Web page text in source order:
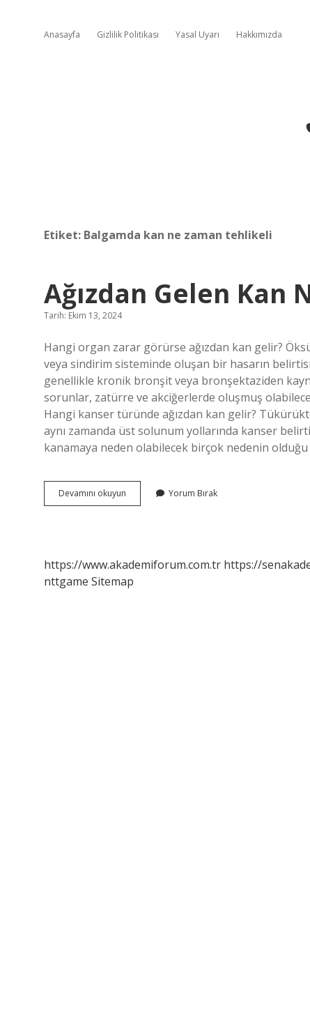
Anasayfa Gizlilik Politikası Yasal Uyarı Hakkımızda
Etiket: Balgamda kan ne zaman tehlikeli
Ağızdan Gelen Kan
Tarih: Ekim 13, 2024
Hangi organ zarar görürse ağızdan kan gelir?
veya sindirim sisteminde oluşan bir hasarın
genellikle kronik bronşit veya bronşektaziden
sorunlar, zatürre ve akciğerlerde oluşmuş
Hangi kanser türünde ağızdan kan gelir?
aynı zamanda üst solunum yollarında kanser
kanamaya neden olabilecek birçok nedenin
Devamını okuyun Ağızdan
Gelen
Yorum Bırak
https://www.akademiforum.com.tr https://
nttgame Sitemap